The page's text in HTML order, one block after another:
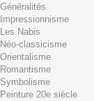
succès
Quantité
Total
Généralités
Impressionnisme
Les Nabis
Néo-classicisme
Orientalisme
Romantisme
Symbolisme
Peinture 20e siècle